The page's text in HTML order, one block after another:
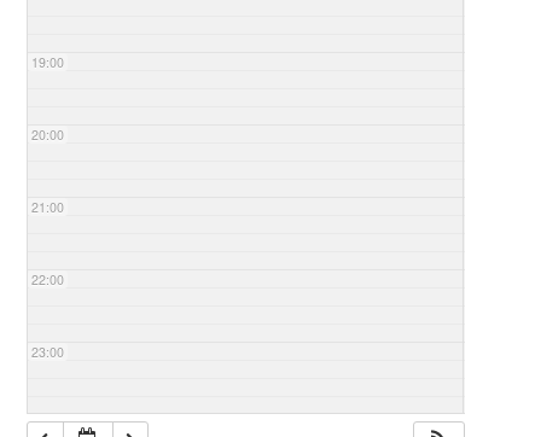
19:00
20:00
21:00
22:00
23:00